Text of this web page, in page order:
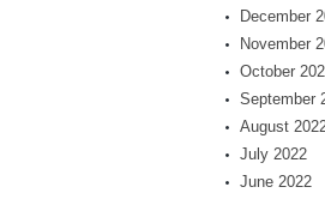
December
November
October
September
August
July 2022
June 2022